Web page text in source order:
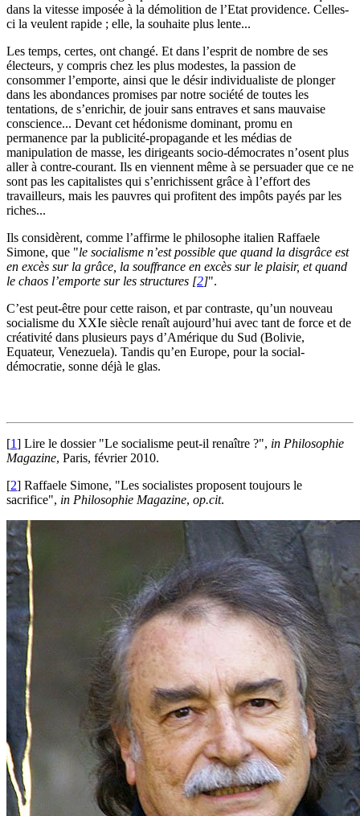
dans la vitesse imposée à la démolition de l’Etat providence. Celles-
ci la veulent rapide ; elle, la souhaite plus lente...
Les temps, certes, ont changé. Et dans l’esprit de nombre de ses
électeurs, y compris chez les plus modestes, la passion de
consommer l’emporte, ainsi que le désir individualiste de plonger
dans les abondances promises par notre société de toutes les
tentations, de s’enrichir, de jouir sans entraves et sans mauvaise
conscience... Devant cet hédonisme dominant, promu en
permanence par la publicité-propagande et les médias de
manipulation de masse, les dirigeants socio-démocrates n’osent plus
aller à contre-courant. Ils en viennent même à se persuader que ce ne
sont pas les capitalistes qui s’enrichissent grâce à l’effort des
travailleurs, mais les pauvres qui profitent des impôts payés par les
riches...
Ils considèrent, comme l’affirme le philosophe italien Raffaele
Simone, que "le socialisme n’est possible que quand la disgrâce est
en excès sur la grâce, la souffrance en excès sur le plaisir, et quand
le chaos l’emporte sur les structures [2]".
C’est peut-être pour cette raison, et par contraste, qu’un nouveau
socialisme du XXIe siècle renaît aujourd’hui avec tant de force et de
créativité dans plusieurs pays d’Amérique du Sud (Bolivie,
Equateur, Venezuela). Tandis qu’en Europe, pour la social-
démocratie, sonne déjà le glas.
[1] Lire le dossier "Le socialisme peut-il renaître ?", in Philosophie
Magazine, Paris, février 2010.
[2] Raffaele Simone, "Les socialistes proposent toujours le
sacrifice", in Philosophie Magazine, op.cit.